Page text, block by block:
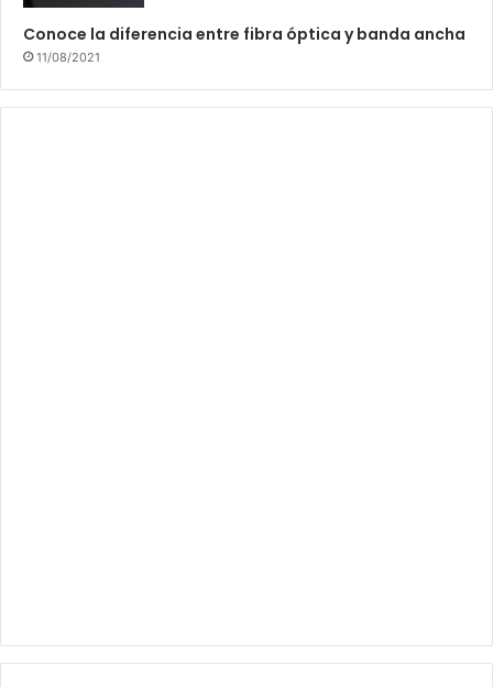
Conoce la diferencia entre fibra óptica y banda ancha
11/08/2021